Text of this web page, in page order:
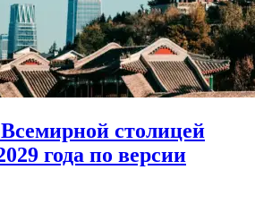
столицей
года по версии